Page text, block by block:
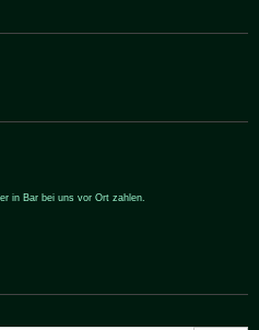
in Bar bei uns vor Ort zahlen.